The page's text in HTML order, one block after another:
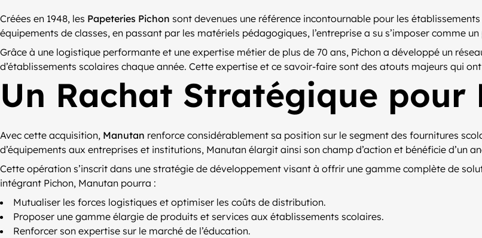
Créées en 1948, les Papeteries Pichon sont devenues une référence incontournable pour les
équipements de classes, en passant par les matériels pédagogiques, l’entreprise a su s’imposer comme
Grâce à une logistique performante et une expertise métier de plus de 70 ans, Pichon a développé un
d’établissements scolaires chaque année. Cette expertise et ce savoir-faire sont des atouts majeurs qui
Un Rachat Stratégique pour
Avec cette acquisition, Manutan renforce considérablement sa position sur le segment des fournitures
d’équipements aux entreprises et institutions, Manutan élargit ainsi son champ d’action et bénéficie d’un
Cette opération s’inscrit dans une stratégie de développement visant à offrir une gamme complète de
intégrant Pichon, Manutan pourra :
Mutualiser les forces logistiques et optimiser les coûts de distribution.
Proposer une gamme élargie de produits et services aux établissements scolaires.
Renforcer son expertise sur le marché de l’éducation.